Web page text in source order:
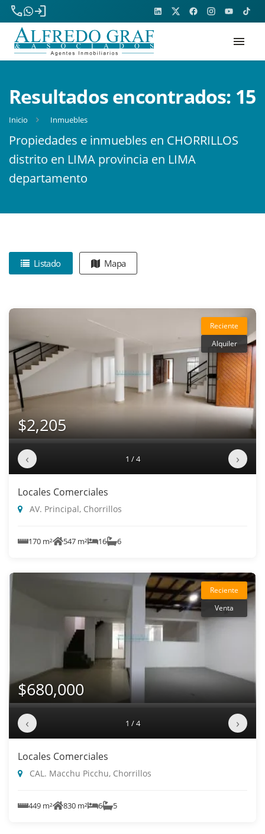
phone
login
menu
Resultados encontrados: 15
Inicio Inmuebles
Propiedades e inmuebles en CHORRILLOS
distrito en LIMA provincia en LIMA
departamento
Listado Mapa
Reciente
Alquiler
$2,205
‹ 1 / 4 ›
Locales Comerciales
AV. Principal, Chorrillos
170 m² 547 m² 16 6
Reciente
Venta
$680,000
‹ 1 / 4 ›
Locales Comerciales
CAL. Macchu Picchu, Chorrillos
449 m² 830 m² 6 5